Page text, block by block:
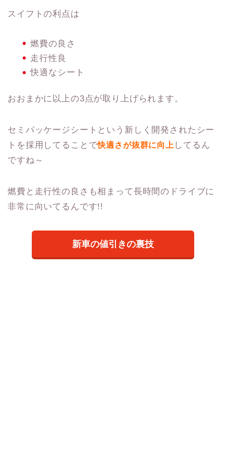
スイフトの利点は
燃費の良さ
走行性良
快適なシート
おおまかに以上の3点が取り上げられます。
セミパッケージシートという新しく開発されたシー
トを採用してることで快適さが抜群に向上 してるん
ですね～
燃費と走行性の良さも相まって長時間のドライブに
非常に向いてるんです!!
新車の値引きの裏技